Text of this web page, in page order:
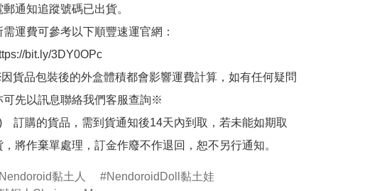
郵通知追蹤號碼已出貨。
需運費可參考以下順豐速運官網：
bit.ly/3DY0OPc
貨品包裝後的外盒體積都會影響運費計算，如有任何疑問
可先以訊息聯絡我們客服查詢※
　訂購的貨品，需到貨通知後14天內到取，若未能如期取
，將作棄單處理，訂金作廢不作退回，恕不另行通知。
Nendoroid黏土人
NendoroidDoll黏土娃